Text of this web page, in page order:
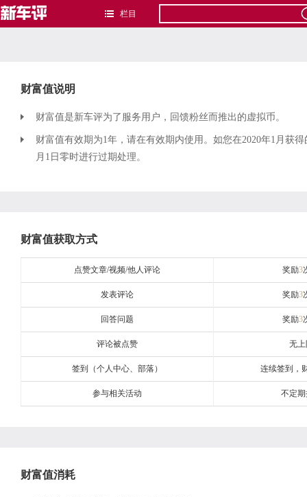
栏目
财富值说明
财富值是新车评为了服务用户，回馈粉丝而推出的虚拟币。
财富值有效期为1年，请在有效期内使用。如您在2020年1月获
月1日零时进行过期处理。
财富值获取方式
点赞文章/视频/他人评论 奖励3
发表评论 奖励3
回答问题 奖励3
评论被点赞 无
签到（个人中心、部落） 连续签到，
参与相关活动 不定
财富值消耗